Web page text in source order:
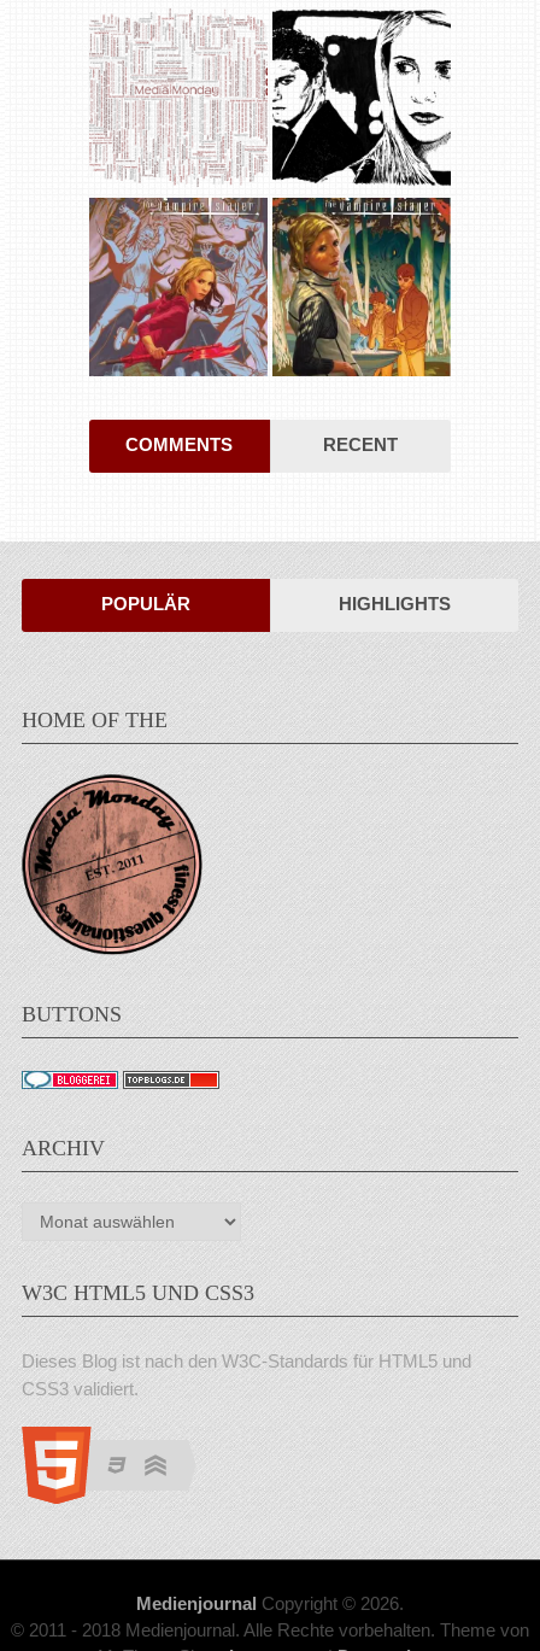
COMMENTS RECENT
POPULÄR HIGHLIGHTS
HOME OF THE
BUTTONS
ARCHIV
Archiv
W3C HTML5 UND CSS3
Dieses Blog ist nach den W3C-Standards für HTML5 und
CSS3 validiert.
Medienjournal Copyright © 2026.
© 2011 - 2018 Medienjournal. Alle Rechte vorbehalten. Theme von